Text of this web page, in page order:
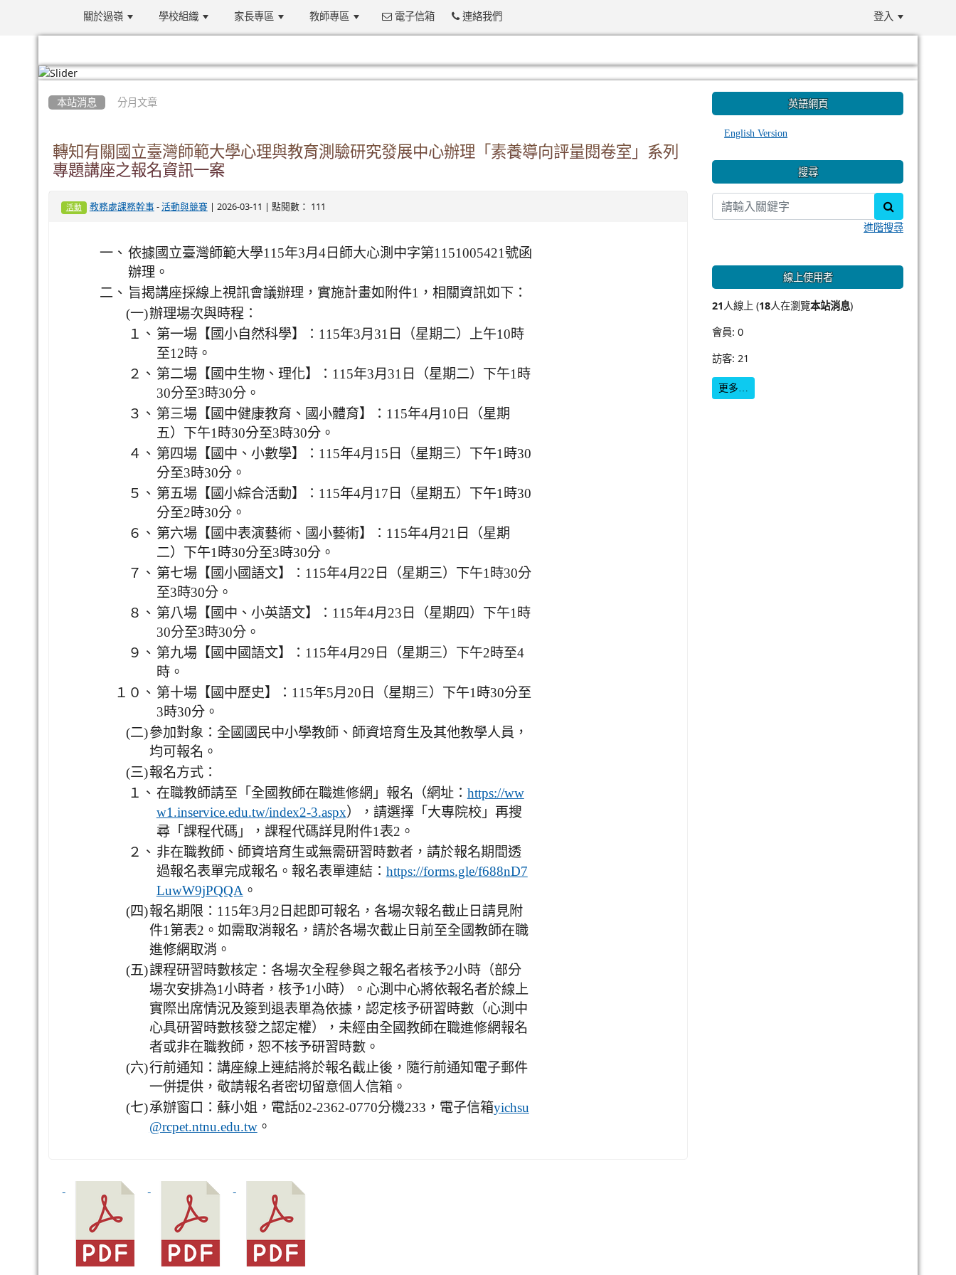
關於過嶺 學校組織 家長專區 教師專區 電子信箱 連絡我們 登入
本站消息 分月文章
轉知有關國立臺灣師範大學心理與教育測驗研究發展中心辦理「素養導向評量閱卷室」系列
專題講座之報名資訊一案
活動 教務處課務幹事- 活動與競賽| 2026-03-11 | 點閱數： 111
一、 依據國立臺灣師範大學115年3月4日師大心測中字第1151005421號函
辦理。
二、 旨揭講座採線上視訊會議辦理，實施計畫如附件1，相關資訊如下：
(一)辦理場次與時程：
１、 第一場【國小自然科學】：115年3月31日（星期二）上午10時
至12時。
２、 第二場【國中生物、理化】：115年3月31日（星期二）下午1時
30分至3時30分。
３、 第三場【國中健康教育、國小體育】：115年4月10日（星期
五）下午1時30分至3時30分。
４、 第四場【國中、小數學】：115年4月15日（星期三）下午1時30
分至3時30分。
５、 第五場【國小綜合活動】：115年4月17日（星期五）下午1時30
分至2時30分。
６、 第六場【國中表演藝術、國小藝術】：115年4月21日（星期
二）下午1時30分至3時30分。
７、 第七場【國小國語文】：115年4月22日（星期三）下午1時30分
至3時30分。
８、 第八場【國中、小英語文】：115年4月23日（星期四）下午1時
30分至3時30分。
９、 第九場【國中國語文】：115年4月29日（星期三）下午2時至4
時。
１０、 第十場【國中歷史】：115年5月20日（星期三）下午1時30分至
3時30分。
(二)參加對象：全國國民中小學教師、師資培育生及其他教學人員，
均可報名。
(三)報名方式：
１、 在職教師請至「全國教師在職進修網」報名（網址： https://ww
w1.inservice.edu.tw/index2-3.aspx），請選擇「大專院校」再搜
尋「課程代碼」，課程代碼詳見附件1表2。
２、 非在職教師、師資培育生或無需研習時數者，請於報名期間透
過報名表單完成報名。報名表單連結： https://forms.gle/f688nD7
LuwW9jPQQA 。
(四)報名期限：115年3月2日起即可報名，各場次報名截止日請見附
件1第表2。如需取消報名，請於各場次截止日前至全國教師在職
進修網取消。
(五)課程研習時數核定：各場次全程參與之報名者核予2小時（部分
場次安排為1小時者，核予1小時）。心測中心將依報名者於線上
實際出席情況及簽到退表單為依據，認定核予研習時數（心測中
心具研習時數核發之認定權），未經由全國教師在職進修網報名
者或非在職教師，恕不核予研習時數。
(六)行前通知：講座線上連結將於報名截止後，隨行前通知電子郵件
一併提供，敬請報名者密切留意個人信箱。
(七)承辦窗口：蘇小姐，電話02-2362-0770分機233，電子信箱yichsu
@rcpet.ntnu.edu.tw。
英語網頁
English Version
搜尋
進階搜尋
線上使用者
21人線上 (18人在瀏覽本站消息)
會員: 0
訪客: 21
更多…